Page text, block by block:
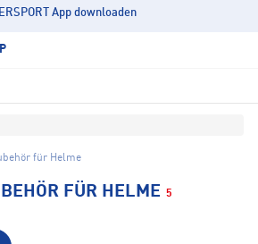
App downloaden
für Helme
FÜR HELME 5